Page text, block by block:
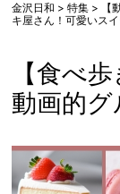
金沢日和 >特集 >
キ屋さん！可愛いス
【食べ
動画的